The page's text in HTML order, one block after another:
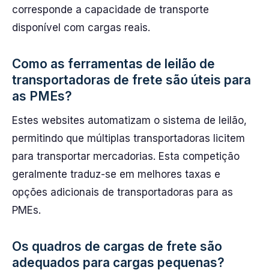
corresponde a capacidade de transporte
disponível com cargas reais.
Como as ferramentas de leilão de
transportadoras de frete são úteis para
as PMEs?
Estes websites automatizam o sistema de leilão,
permitindo que múltiplas transportadoras licitem
para transportar mercadorias. Esta competição
geralmente traduz-se em melhores taxas e
opções adicionais de transportadoras para as
PMEs.
Os quadros de cargas de frete são
adequados para cargas pequenas?